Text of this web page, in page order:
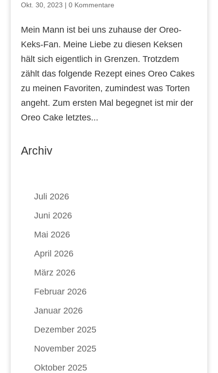
Okt. 30, 2023 | 0 Kommentare
Mein Mann ist bei uns zuhause der Oreo-
Keks-Fan. Meine Liebe zu diesen Keksen
hält sich eigentlich in Grenzen. Trotzdem
zählt das folgende Rezept eines Oreo Cakes
zu meinen Favoriten, zumindest was Torten
angeht. Zum ersten Mal begegnet ist mir der
Oreo Cake letztes...
Archiv
Juli 2026
Juni 2026
Mai 2026
April 2026
März 2026
Februar 2026
Januar 2026
Dezember 2025
November 2025
Oktober 2025